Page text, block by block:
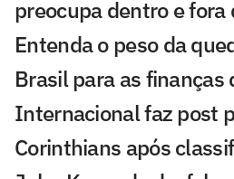
preocupa dentro e fora
Entenda o peso da
Brasil para as finanças
Internacional faz post
Corinthians após